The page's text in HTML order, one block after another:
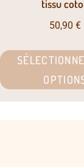
tissu
50,90 €